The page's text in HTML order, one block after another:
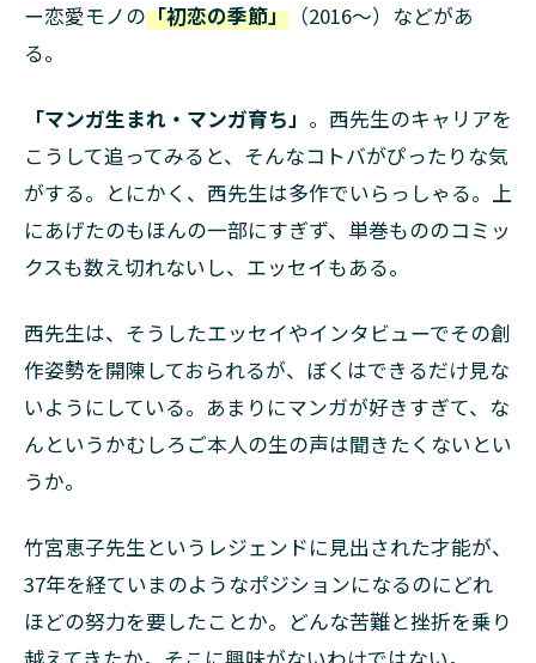
ー恋愛モノの「初恋の季節」 （2016～）などがあ
る。
「マンガ生まれ・マンガ育ち」 。西先生のキャリアを
こうして追ってみると、そんなコトバがぴったりな気
がする。とにかく、西先生は多作でいらっしゃる。上
にあげたのもほんの一部にすぎず、単巻もののコミッ
クスも数え切れないし、エッセイもある。
西先生は、そうしたエッセイやインタビューでその創
作姿勢を開陳しておられるが、ぼくはできるだけ見な
いようにしている。あまりにマンガが好きすぎて、な
んというかむしろご本人の生の声は聞きたくないとい
うか。
竹宮恵子先生というレジェンドに見出された才能が、
37年を経ていまのようなポジションになるのにどれ
ほどの努力を要したことか。どんな苦難と挫折を乗り